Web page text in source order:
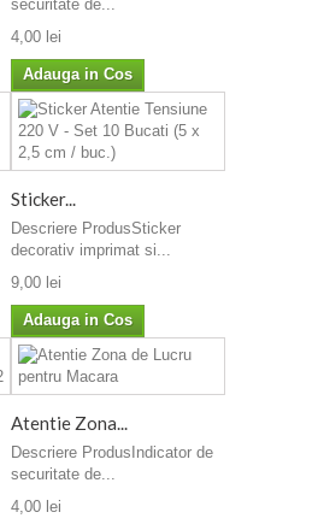
securitate de...
4,00 lei
Adauga in Cos
Sticker...
Descriere ProdusSticker
decorativ imprimat si...
9,00 lei
Adauga in Cos
Atentie Zona...
Descriere ProdusIndicator de
securitate de...
4,00 lei